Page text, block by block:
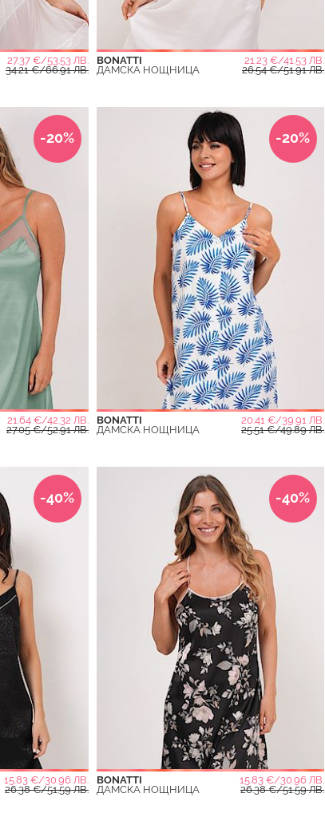
27.37 €/53.53 ЛВ.
34.21 €/66.91 ЛВ.
BONATTI
21.23 €/41.53 ЛВ.
ДАМСКА НОЩНИЦА
26.54 €/51.91 ЛВ.
-20%
21.64 €/42.32 ЛВ.
27.05 €/52.91 ЛВ.
-20%
BONATTI
20.41 €/39.91 ЛВ.
ДАМСКА НОЩНИЦА
25.51 €/49.89 ЛВ.
-40%
15.83 €/30.96 ЛВ.
26.38 €/51.59 ЛВ.
-40%
BONATTI
15.83 €/30.96 ЛВ.
ДАМСКА НОЩНИЦА
26.38 €/51.59 ЛВ.